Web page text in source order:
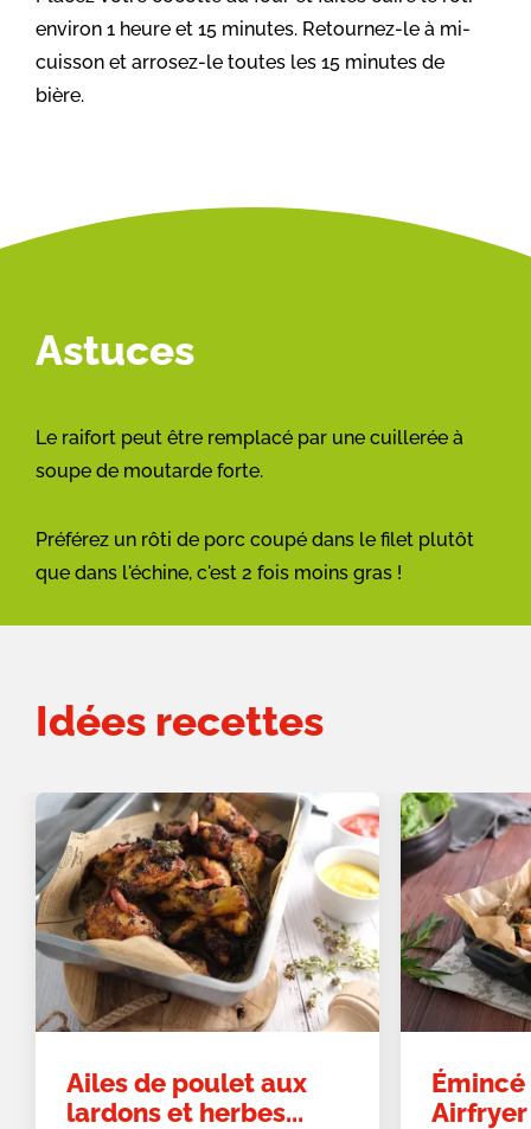
environ 1 heure et 15 minutes. Retournez-le à mi-
cuisson et arrosez-le toutes les 15 minutes de
bière.
Astuces
Le raifort peut être remplacé par une cuillerée à
soupe de moutarde forte.
Préférez un rôti de porc coupé dans le filet plutôt
que dans l'échine, c'est 2 fois moins gras !
Idées recettes
Ailes de poulet aux
lardons et herbes...
Airfryer